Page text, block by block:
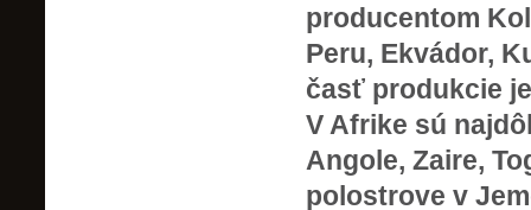
producentom
Peru, Ekvádor,
časť produkcie
V Afrike sú
Angole, Zaire,
polostrove v